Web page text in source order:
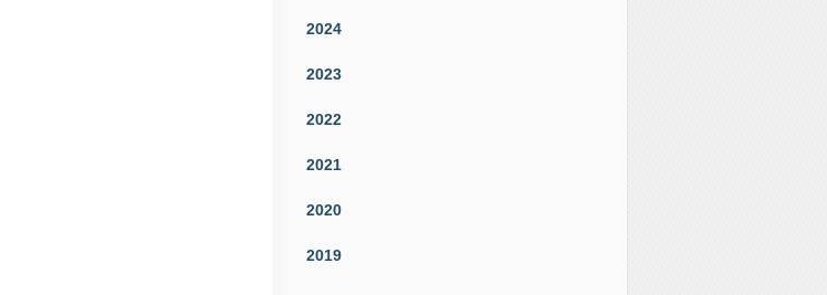
2024
2023
2022
2021
2020
2019